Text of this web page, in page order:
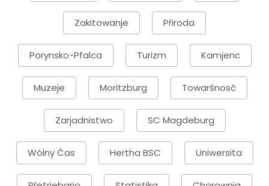
Zakitowanje Přiroda
Porynsko-Pfalca Turizm Kamjenc
Muzeje Moritzburg Towaršnosć
Zarjadnistwo SC Magdeburg
Wólny Čas Hertha BSC Uniwersita